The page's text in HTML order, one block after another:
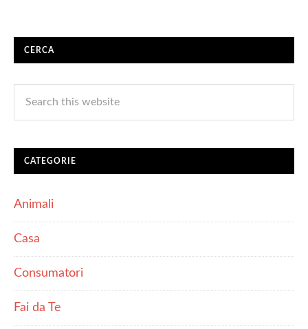
CERCA
CATEGORIE
Animali
Casa
Consumatori
Fai da Te